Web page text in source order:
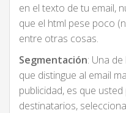
en el texto de tu email,
que el html pese poco
entre otras cosas.
Segmentación: Una
que distingue al email
publicidad, es que
destinatarios,